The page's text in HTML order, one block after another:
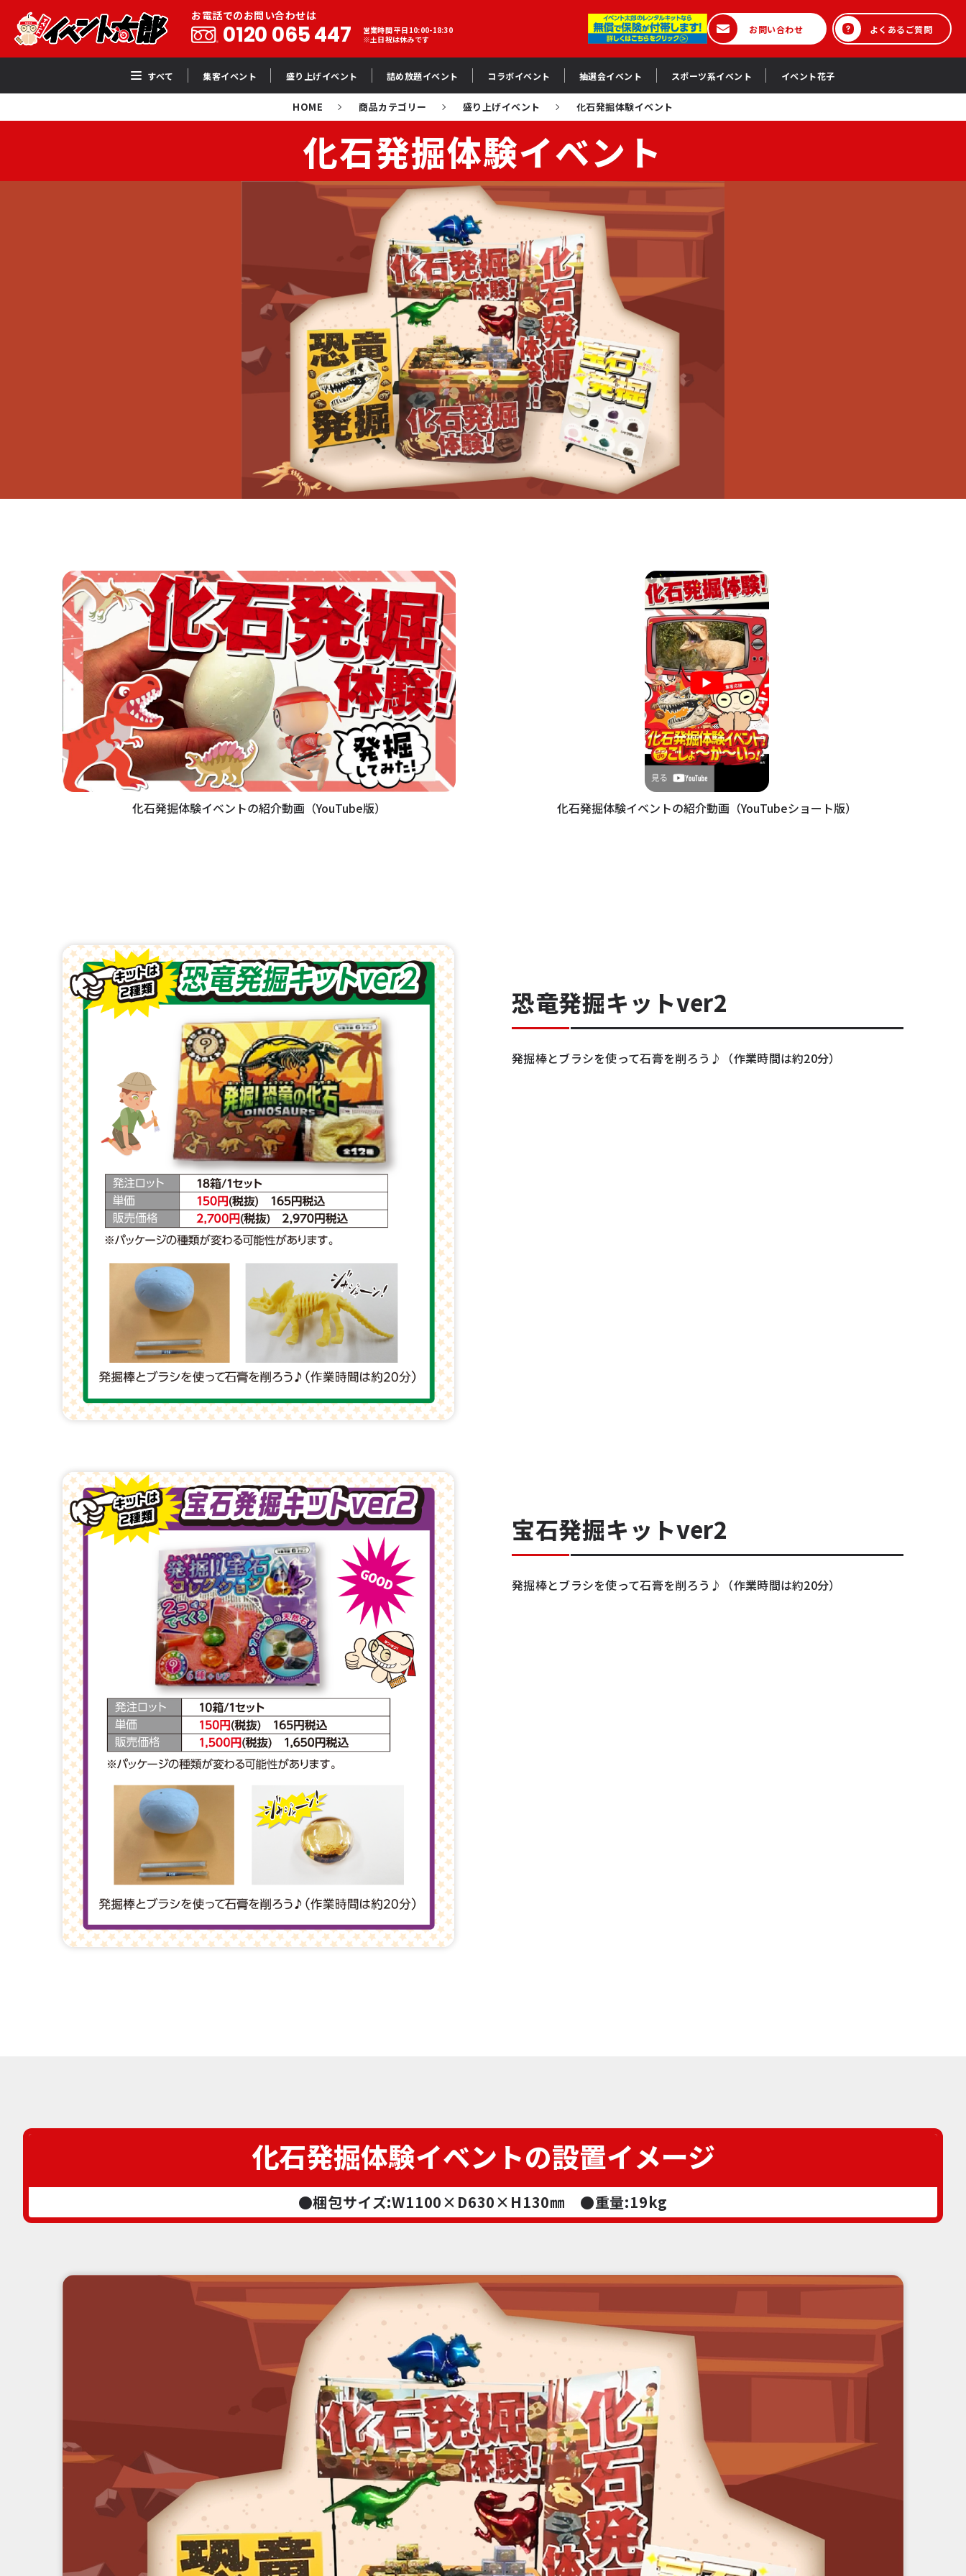
お電話でのお問い合わせは
0120 065 447
営業時間 平日10:00-18:30
※土日祝は休みです
お問い合わせ よくあるご質問
すべて 集客イベント 盛り上げイベント 詰め放題イベント コラボイベント 抽選会イベント スポーツ系イベント イベント花子
HOME 商品カテゴリー 盛り上げイベント 化石発掘体験イベント
化石発掘体験イベント
化石発掘体験イベントの紹介動画（YouTube版） 化石発掘体験イベントの紹介動画（YouTubeショート版）
恐竜発掘キットver2
発掘棒とブラシを使って石膏を削ろう♪（作業時間は約20分）
宝石発掘キットver2
発掘棒とブラシを使って石膏を削ろう♪（作業時間は約20分）
化石発掘体験イベントの設置イメージ
●梱包サイズ:W1100×D630×H130㎜ ●重量:19kg